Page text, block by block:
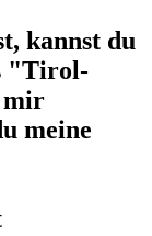
kannst du
"Tirol-
mir
meine